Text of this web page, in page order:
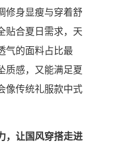
修身显瘦与穿着舒
贴合夏日需求，天
气的面料占比最
质感，又能满足夏
像传统礼服款中式
，让国风穿搭走进